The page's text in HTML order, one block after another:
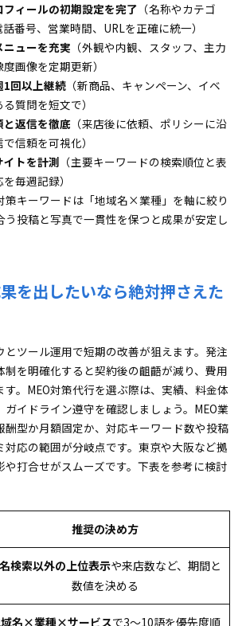
フィールの初期設定を完了 （名称やカテゴ
番号、営業時間、URLを正確に統一）
ューを充実 （外観や内観、スタッフ、主力
画像を定期更新）
1回以上継続 （新商品、キャンペーン、イベ
質問を短文で）
返信を徹底 （来店後に依頼、ポリシーに沿
信頼を可視化）
トを計測 （主要キーワードの検索順位と表
毎週記録）
策キーワードは「地域名×業種」を軸に絞り
う投稿と写真で一貫性を保つと成果が安定し
を出したいなら絶対押さえた
とツール運用で短期の改善が狙えます。発注
制を明確化すると契約後の齟齬が減り、費用
。MEO対策代行を選ぶ際は、実績、料金体
イドライン遵守を確認しましょう。MEO業
酬型か月額固定か、対応キーワード数や投稿
対応の範囲が分岐点です。東京や大阪など拠
や打合せがスムーズです。下表を参考に検討
推奨の決め方
検索以外の上位表示や来店数など、期間と
数値を決める
名×業種×サービスで3〜10語を優先度順